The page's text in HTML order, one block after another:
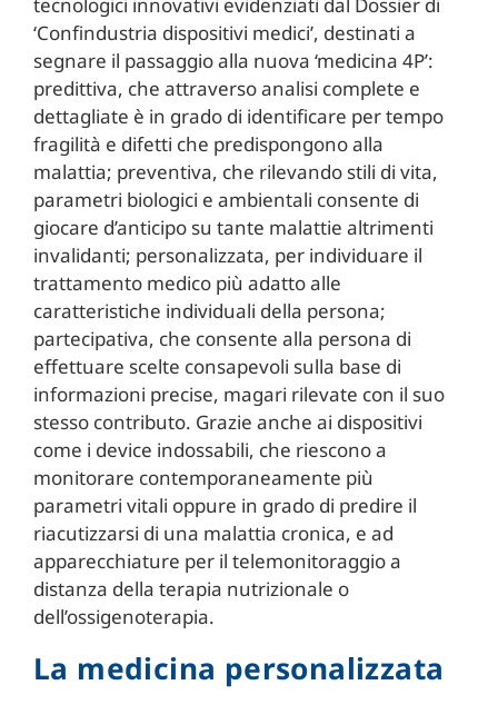
‘Confindustria dispositivi medici’, destinati a
segnare il passaggio alla nuova ‘medicina 4P’:
predittiva, che attraverso analisi complete e
dettagliate è in grado di identificare per tempo
fragilità e difetti che predispongono alla
malattia; preventiva, che rilevando stili di vita,
parametri biologici e ambientali consente di
giocare d’anticipo su tante malattie altrimenti
invalidanti; personalizzata, per individuare il
trattamento medico più adatto alle
caratteristiche individuali della persona;
partecipativa, che consente alla persona di
effettuare scelte consapevoli sulla base di
informazioni precise, magari rilevate con il suo
stesso contributo. Grazie anche ai dispositivi
come i device indossabili, che riescono a
monitorare contemporaneamente più
parametri vitali oppure in grado di predire il
riacutizzarsi di una malattia cronica, e ad
apparecchiature per il telemonitoraggio a
distanza della terapia nutrizionale o
dell’ossigenoterapia.
La medicina personalizzata